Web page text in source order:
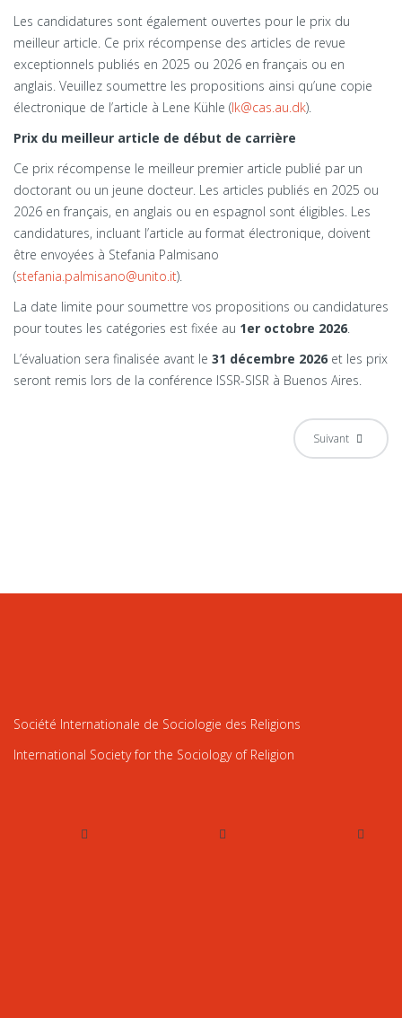
Les candidatures sont également ouvertes pour le prix du
meilleur article. Ce prix récompense des articles de revue
exceptionnels publiés en 2025 ou 2026 en français ou en
anglais. Veuillez soumettre les propositions ainsi qu’une copie
électronique de l’article à Lene Kühle (lk@cas.au.dk).
Prix du meilleur article de début de carrière
Ce prix récompense le meilleur premier article publié par un
doctorant ou un jeune docteur. Les articles publiés en 2025 ou
2026 en français, en anglais ou en espagnol sont éligibles. Les
candidatures, incluant l’article au format électronique, doivent
être envoyées à Stefania Palmisano
(stefania.palmisano@unito.it).
La date limite pour soumettre vos propositions ou candidatures
pour toutes les catégories est fixée au 1er octobre 2026.
L’évaluation sera finalisée avant le 31 décembre 2026 et les prix
seront remis lors de la conférence ISSR-SISR à Buenos Aires.
Suivant
Société Internationale de Sociologie des Religions
International Society for the Sociology of Religion